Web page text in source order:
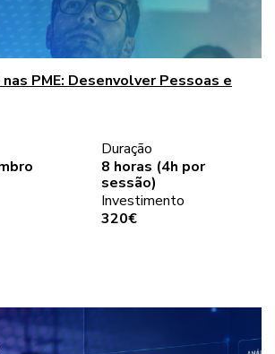
PME: Desenvolver Pessoas e
Duração
8 horas (4h por
sessão)
Investimento
320€